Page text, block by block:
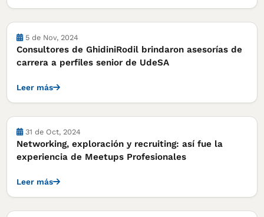
Notas
5 de Nov, 2024
Consultores de GhidiniRodil brindaron asesorías de
carrera a perfiles senior de UdeSA
Leer más
Notas
31 de Oct, 2024
Networking, exploración y recruiting: así fue la
experiencia de Meetups Profesionales
Leer más